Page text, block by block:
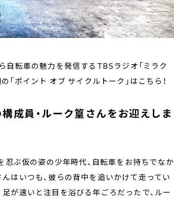
自転車の魅力を発信するTBSラジオ「ミラク
「ポイント オブ サイクルトーク」はこちら！
成員・ルーク篁さんをお迎えしま
ぶ仮の姿の少年時代、自転車をお持ちでなか
はいつも、彼らの背中を追いかけて走ってい
が速いと注目を浴びる年ごろだったで、ルー